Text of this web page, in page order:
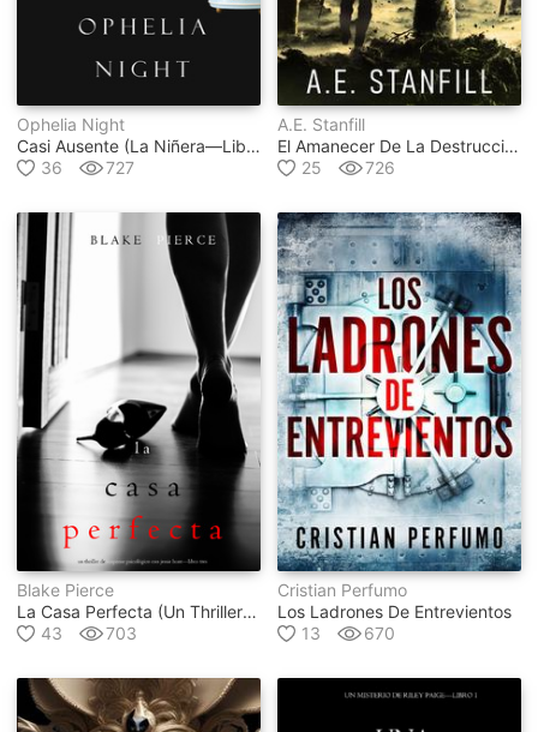
Ophelia Night
Casi Ausente (la Niñera—Libro Uno)
36
727
A.e. Stanfill
El Amanecer De La Destrucción
25
726
Blake Pierce
La Casa Perfecta (un Thriller De Suspense Psicológico Con Jessie Hunt - Libro Tres)
43
703
Cristian Perfumo
Los Ladrones De Entrevientos
13
670